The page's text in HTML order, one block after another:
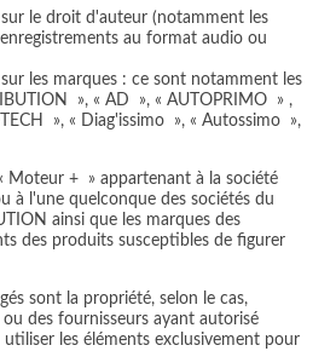
le droit d'auteur (notamment les
au format audio ou
les marques : ce sont notamment les
», « AD », « AUTOPRIMO » ,
», « Diag'issimo », « Autossimo »,
Moteur + » appartenant à la société
à l'une quelconque des sociétés du
ainsi que les marques des
des produits susceptibles de figurer
sont la propriété, selon le cas,
des fournisseurs ayant autorisé
les éléments exclusivement pour